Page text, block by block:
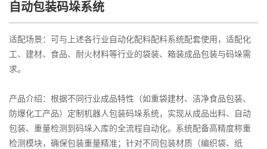
自动包装码垛系统
适配场景：可与上述各行业自动化配料配料系统配套使用，适配化
工、建材、食品、耐火材料等行业的袋装、箱装成品包装与码垛需
求。
产品介绍：根据不同行业成品特性（如重袋建材、洁净食品包装、
防爆化工产品）定制机器人包装码垛系统，实现从成品出料、自动
包装、重量检测到码垛入库的全流程自动化。系统配备高精度称重
检测模块，确保包装重量精准；针对不同包装材质（编织袋、纸